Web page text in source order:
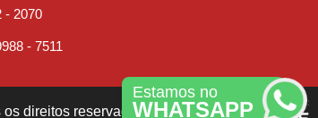
Estamos no
WHATSAPP
- 2070
- 7511
direitos reservados